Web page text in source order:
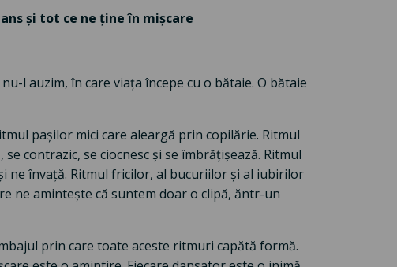
și tot ce ne ține în mișcare
l auzim, în care viața începe cu o bătaie. O bătaie
pașilor mici care aleargă prin copilărie. Ritmul
contrazic, se ciocnesc și se îmbrățișează. Ritmul
ne învață. Ritmul fricilor, al bucuriilor și al iubirilor
ne amintește că suntem doar o clipă, ăntr-un
prin care toate aceste ritmuri capătă formă.